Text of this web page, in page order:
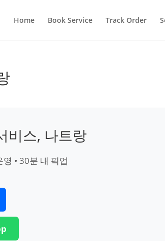
Home Book Service Track Order
비스, 나트랑
• 30분 내 픽업